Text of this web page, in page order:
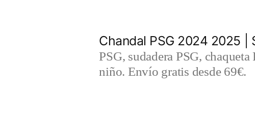
Chandal PSG 2024 2025 |
PSG, sudadera PSG,
niño. Envío gratis desde 69€.